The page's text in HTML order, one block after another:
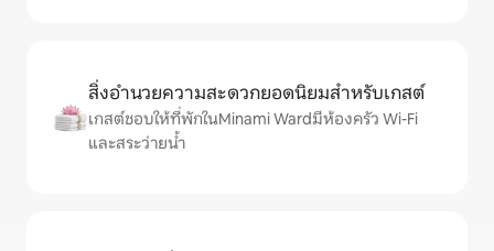
สิ่งอำนวยความสะดวกยอดนิยมสำหรับเกสต์
เกสต์ชอบให้ที่พักในMinami Wardมีห้องครัว Wi-Fi
และสระว่ายน้ำ